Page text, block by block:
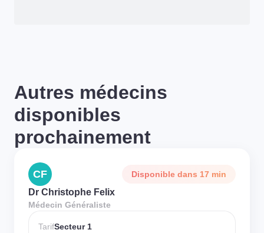
Autres médecins
disponibles
prochainement
CF Disponible dans 17 min
Dr Christophe Felix
Médecin Généraliste
TarifSecteur 1